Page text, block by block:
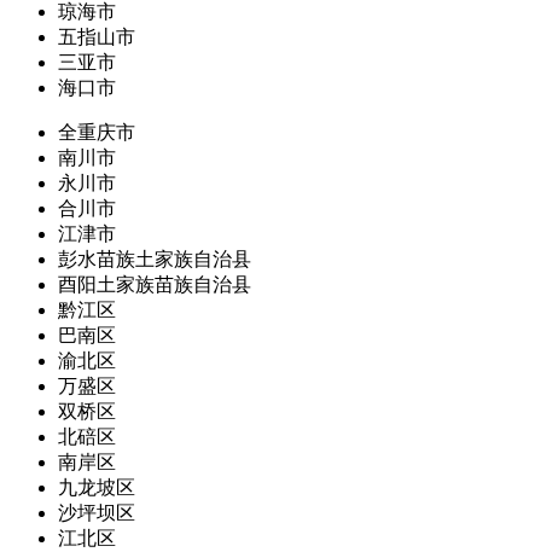
琼海市
五指山市
三亚市
海口市
全重庆市
南川市
永川市
合川市
江津市
彭水苗族土家族自治县
酉阳土家族苗族自治县
黔江区
巴南区
渝北区
万盛区
双桥区
北碚区
南岸区
九龙坡区
沙坪坝区
江北区